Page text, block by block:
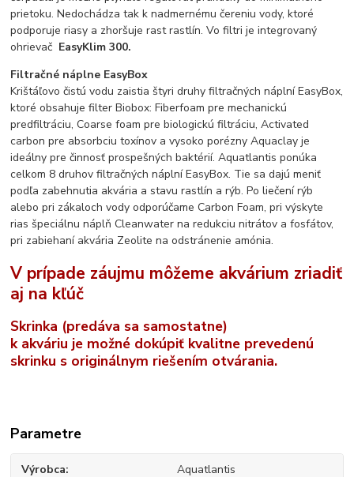
prietoku. Nedochádza tak k nadmernému čereniu vody, ktoré
podporuje riasy a zhoršuje rast rastlín. Vo filtri je integrovaný
ohrievač EasyKlim 300.
Filtračné náplne EasyBox
Krištáľovo čistú vodu zaistia štyri druhy filtračných náplní EasyBox,
ktoré obsahuje filter Biobox: Fiberfoam pre mechanickú
predfiltráciu, Coarse foam pre biologickú filtráciu, Activated
carbon pre absorbciu toxínov a vysoko porézny Aquaclay je
ideálny pre činnosť prospešných baktérií. Aquatlantis ponúka
celkom 8 druhov filtračných náplní EasyBox. Tie sa dajú meniť
podľa zabehnutia akvária a stavu rastlín a rýb. Po liečení rýb
alebo pri zákaloch vody odporúčame Carbon Foam, pri výskyte
rias špeciálnu náplň Cleanwater na redukciu nitrátov a fosfátov,
pri zabiehaní akvária Zeolite na odstránenie amónia.
V prípade záujmu môžeme akvárium zriadiť
aj na kľúč
Skrinka (predáva sa samostatne)
k akváriu je možné dokúpiť kvalitne prevedenú
skrinku s originálnym riešením otvárania.
Parametre
Výrobca Aquatlantis